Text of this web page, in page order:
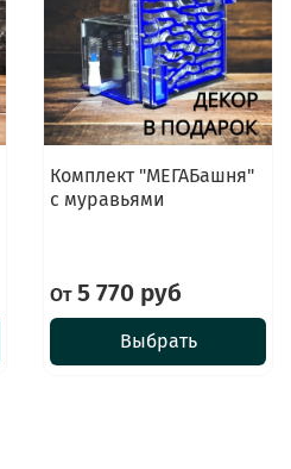
Комплект "МЕГАБашня"
с муравьями
От5 770 руб
Выбрать